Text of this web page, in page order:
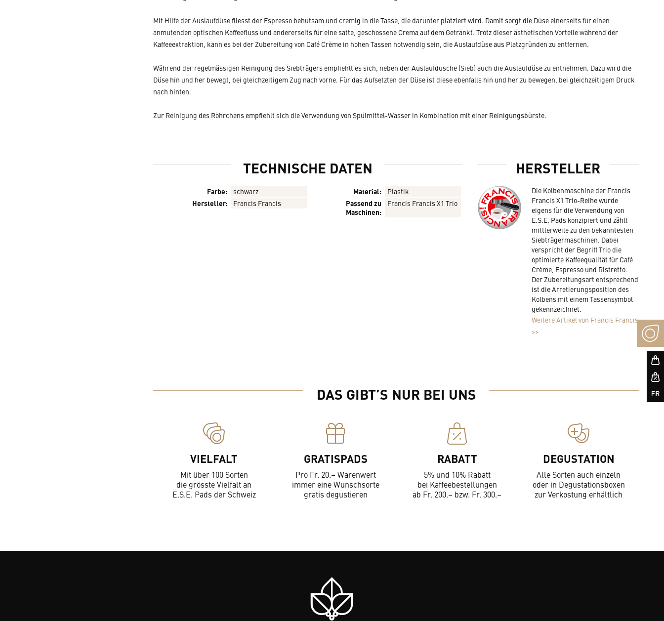
Mit Hilfe der Auslaufdüse fliesst der Espresso behutsam und cremig in die Tasse, die darunter platziert wird. Damit sorgt die Düse einerseits für einen
anmutenden optischen Kaffeefluss und andererseits für eine satte, geschossene Crema auf dem Getränkt. Trotz dieser ästhetischen Vorteile während der
Kaffeeextraktion, kann es bei der Zubereitung von Café Crème in hohen Tassen notwendig sein, die Auslaufdüse aus Platzgründen zu entfernen.
Während der regelmässigen Reinigung des Siebträgers empfiehlt es sich, neben der Auslaufdusche (Sieb) auch die Auslaufdüse zu entnehmen. Dazu wird die
Düse hin und her bewegt, bei gleichzeitigem Zug nach vorne. Für das Aufsetzten der Düse ist diese ebenfalls hin und her zu bewegen, bei gleichzeitigem Druck
nach hinten.
Zur Reinigung des Röhrchens empfiehlt sich die Verwendung von Spülmittel-Wasser in Kombination mit einer Reinigungsbürste.
TECHNISCHE DATEN
Farbe: schwarz
Hersteller:
Francis Francis
Material:
Plastik
Passend zu
Maschinen:
Francis Francis X1 Trio
HERSTELLER
Die Kolbenmaschine der Francis
Francis X1 Trio-Reihe wurde
eigens für die Verwendung von
E.S.E. Pads konzipiert und zählt
mittlerweile zu den bekanntesten
Siebträgermaschinen. Dabei
verspricht der Begriff Trio die
optimierte Kaffeequalität für Café
Crème, Espresso und Ristretto.
Der Zubereitungsart entsprechend
ist die Arretierungsposition des
Kolbens mit einem Tassensymbol
gekennzeichnet.
Weitere Artikel von Francis Francis
>>
DAS GIBT’S NUR BEI UNS
VIELFALT
Mit über 100 Sorten
die grösste Vielfalt an
E.S.E. Pads der Schweiz
GRATISPADS
Pro Fr. 20.– Warenwert
immer eine Wunschsorte
gratis degustieren
RABATT
5% und 10% Rabatt
bei Kaffeebestellungen
ab Fr. 200.– bzw. Fr. 300.–
DEGUSTATION
Alle Sorten auch einzeln
oder in Degustationsboxen
zur Verkostung erhältlich